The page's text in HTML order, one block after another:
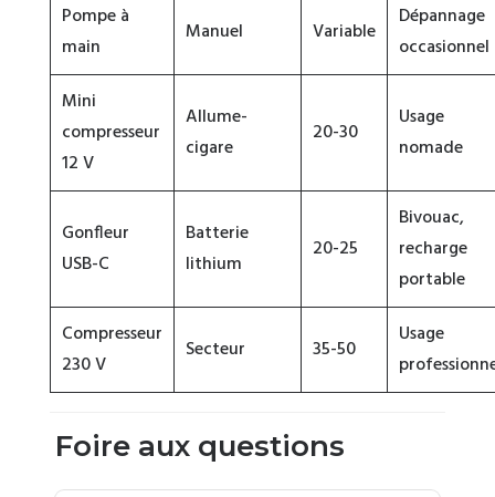
Pompe à
main
Manuel Variable
Dépannage
occasionnel
Mini
compresseur
12 V
Allume-
cigare
20-30
Usage
nomade
Gonfleur
USB-C
Batterie
lithium
20-25
Bivouac,
recharge
portable
Compresseur
230 V
Secteur 35-50
Usage
Foire aux questions